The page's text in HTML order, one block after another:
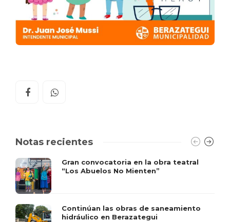
Notas recientes
Gran convocatoria en la obra teatral
“Los Abuelos No Mienten”
Continúan las obras de saneamiento
hidráulico en Berazategui